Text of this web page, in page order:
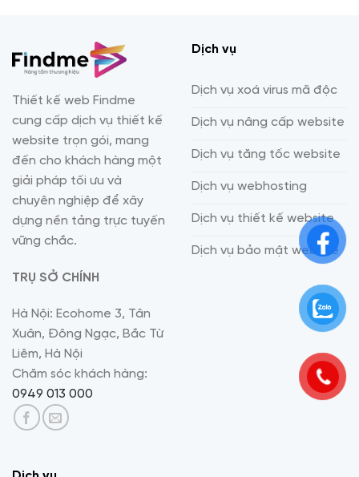
Thiết kế web Findme
cung cấp dịch vụ thiết kế
website trọn gói, mang
đến cho khách hàng một
giải pháp tối ưu và
chuyên nghiệp để xây
dựng nền tảng trực tuyến
vững chắc.
TRỤ SỞ CHÍNH
Hà Nội: Ecohome 3, Tân
Xuân, Đông Ngạc, Bắc Từ
Liêm, Hà Nội
Chăm sóc khách hàng:
0949 013 000
Dịch vụ
Dịch vụ xoá virus mã độc
Dịch vụ nâng cấp website
Dịch vụ tăng tốc website
Dịch vụ webhosting
Dịch vụ thiết kế website
Dịch vụ bảo mật website